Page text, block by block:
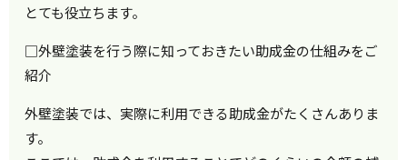
とても役立ちます。
□外壁塗装を行う際に知っておきたい助成金の仕組みをご
紹介
外壁塗装では、実際に利用できる助成金がたくさんありま
す。